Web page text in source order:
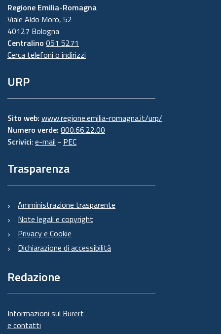
Regione Emilia-Romagna
Viale Aldo Moro, 52
40127 Bologna
Centralino 051 5271
Cerca telefoni o indirizzi
URP
Sito web: www.regione.emilia-romagna.it/urp/
Numero verde: 800.66.22.00
Scrivici: e-mail - PEC
Trasparenza
Amministrazione trasparente
Note legali e copyright
Privacy e Cookie
Dichiarazione di accessibilità
Redazione
Informazioni sul Burert
e contatti